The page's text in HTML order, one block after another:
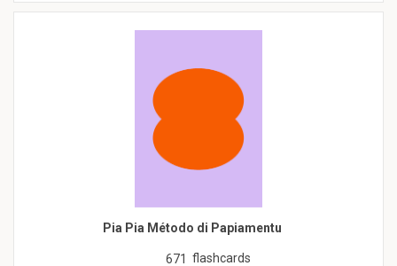
Pia Pia Método di Papiamentu
671 flashcards